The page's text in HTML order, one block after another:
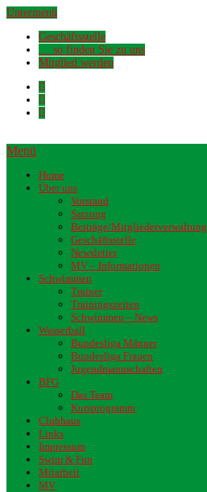
Untermenü
Geschäftsstelle
… so finden Sie zu uns
Mitglied werden
Menü
Home
Über uns
Vorstand
Satzung
Beiträge/Mitgliederverwaltung
Geschäftsstelle
Newsletter
MV – Informationen
Schwimmen
Trainer
Trainingszeiten
Schwimmen – News
Wasserball
Bundesliga Männer
Bundesliga Frauen
Jugendmannschaften
BFG
Das Team
Kursprogramm
Clubhaus
Links
Impressum
Swim & Fun
Mitarbeit
MV